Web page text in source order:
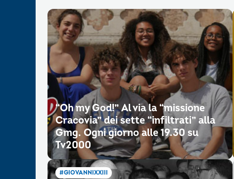
“Oh my God!” Al via la “missione
Cracovia” dei sette “infiltrati” alla
Gmg. Ogni giorno alle 19.30 su
Tv2000
#GIOVANNIXXIII